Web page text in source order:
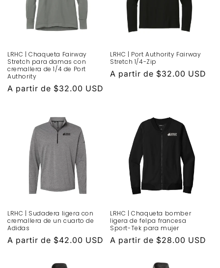
LRHC | Chaqueta Fairway
Stretch para damas con
cremallera de 1/4 de Port
Authority
Precio
A partir de $32.00 USD
LRHC | Port Authority Fairway
Stretch 1/4-Zip
Precio
A partir de $32.00 USD
LRHC | Sudadera ligera con
cremallera de un cuarto de
Adidas
Precio
A partir de $42.00 USD
LRHC | Chaqueta bomber
ligera de felpa francesa
Sport-Tek para mujer
Precio
A partir de $28.00 USD